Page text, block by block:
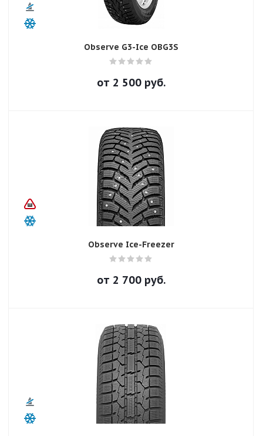
Observe G3-Ice OBG3S
от 2 500руб.
Observe Ice-Freezer
от 2 700руб.